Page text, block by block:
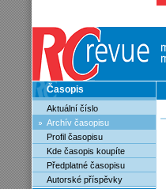
Časopis
Aktuální číslo
Archív časopisu
Profil časopisu
Kde časopis koupíte
Předplatné časopisu
Autorské příspěvky